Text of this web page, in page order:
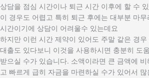
상담을 점심 시간이나 퇴근 시간 이후에 할 수
이 경우도 어렵고 특히 퇴근 후에는 대부분 마무
시간이기에 상담이 어려울수 있는데요
하지만 이런 시간 제약이 있어도 주말 같은 경
대출도 있다보니 이것을 사용하시면 충분히 도
받으실 수가 있습니다. 소액이라면 큰 금액에
고 빠르게 급히 자금을 마련하실 수가 있어서 많